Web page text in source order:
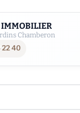
IMMOBILIER
Chamberon
22 40